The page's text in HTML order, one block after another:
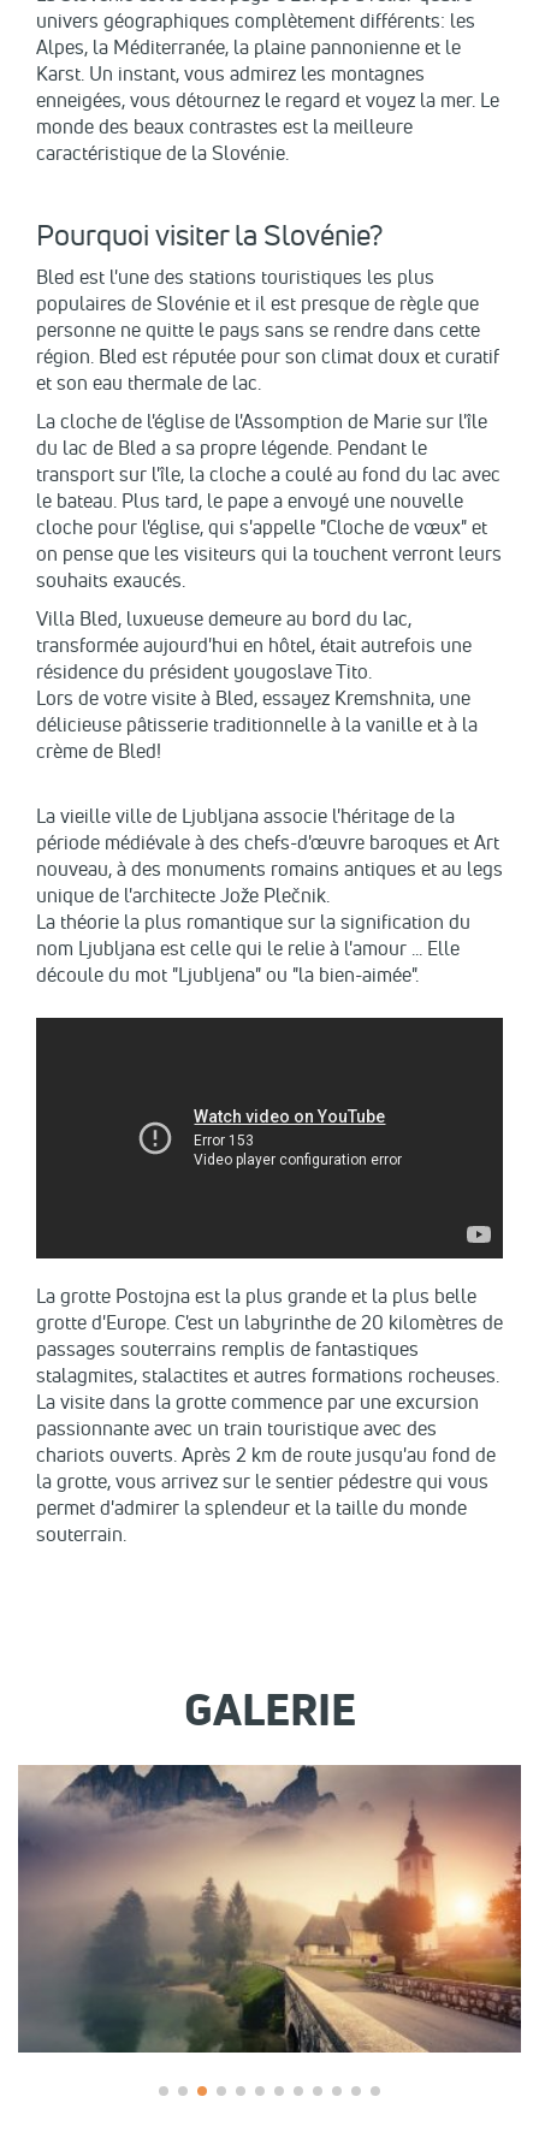
univers géographiques complètement différents: les
Alpes, la Méditerranée, la plaine pannonienne et le
Karst. Un instant, vous admirez les montagnes
enneigées, vous détournez le regard et voyez la mer. Le
monde des beaux contrastes est la meilleure
caractéristique de la Slovénie.
Pourquoi visiter la Slovénie?
Bled est l'une des stations touristiques les plus
populaires de Slovénie et il est presque de règle que
personne ne quitte le pays sans se rendre dans cette
région. Bled est réputée pour son climat doux et curatif
et son eau thermale de lac.
La cloche de l'église de l'Assomption de Marie sur l'île
du lac de Bled a sa propre légende. Pendant le
transport sur l'île, la cloche a coulé au fond du lac avec
le bateau. Plus tard, le pape a envoyé une nouvelle
cloche pour l'église, qui s'appelle "Cloche de vœux" et
on pense que les visiteurs qui la touchent verront leurs
souhaits exaucés.
Villa Bled, luxueuse demeure au bord du lac,
transformée aujourd'hui en hôtel, était autrefois une
résidence du président yougoslave Tito.
Lors de votre visite à Bled, essayez Kremshnita, une
délicieuse pâtisserie traditionnelle à la vanille et à la
crème de Bled!
La vieille ville de Ljubljana associe l'héritage de la
période médiévale à des chefs-d'œuvre baroques et Art
nouveau, à des monuments romains antiques et au legs
unique de l'architecte Jože Plečnik.
La théorie la plus romantique sur la signification du
nom Ljubljana est celle qui le relie à l'amour ... Elle
découle du mot "Ljubljena" ou "la bien-aimée".
La grotte Postojna est la plus grande et la plus belle
grotte d'Europe. C'est un labyrinthe de 20 kilomètres de
passages souterrains remplis de fantastiques
stalagmites, stalactites et autres formations rocheuses.
La visite dans la grotte commence par une excursion
passionnante avec un train touristique avec des
chariots ouverts. Après 2 km de route jusqu'au fond de
la grotte, vous arrivez sur le sentier pédestre qui vous
permet d'admirer la splendeur et la taille du monde
souterrain.
GALERIE